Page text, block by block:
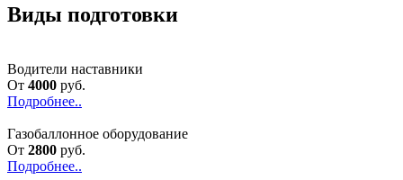
Виды подготовки
Водители наставники
От 4000 руб.
Подробнее..
Газобаллонное оборудование
От 2800 руб.
Подробнее..